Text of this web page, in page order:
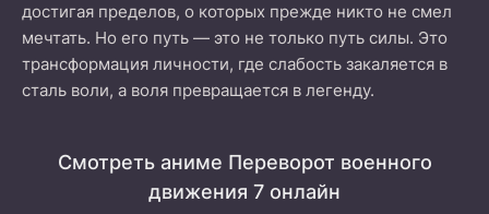
достигая пределов, о которых прежде никто не смел
мечтать. Но его путь — это не только путь силы. Это
трансформация личности, где слабость закаляется в
сталь воли, а воля превращается в легенду.
Смотреть аниме Переворот военного
движения 7 онлайн